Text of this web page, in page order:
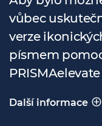
vůbec
verze
písmem
TISK KE KOLEKCI
Další informace